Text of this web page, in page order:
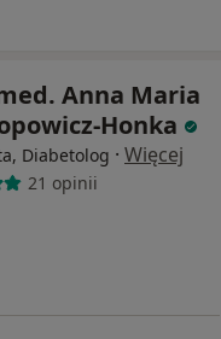
Anna Maria
Honka
Diabetolog · Więcej
21 opinii